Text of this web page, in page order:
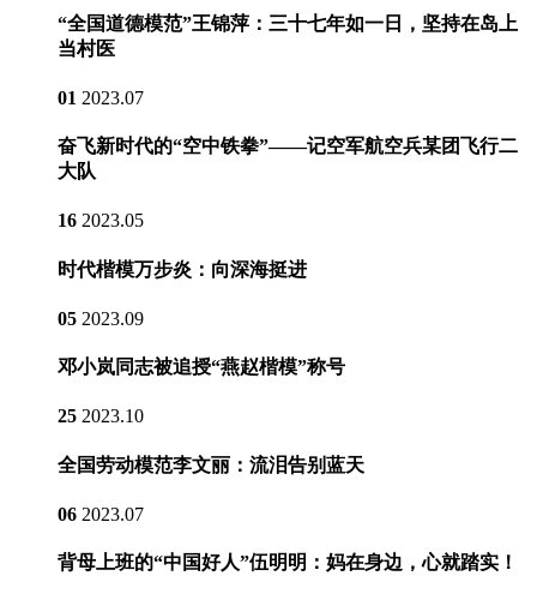
“全国道德模范”王锦萍：三十七年如一日，坚持在岛上
当村医
01 2023.07
奋飞新时代的“空中铁拳”——记空军航空兵某团飞行二
大队
16 2023.05
时代楷模万步炎：向深海挺进
05 2023.09
邓小岚同志被追授“燕赵楷模”称号
25 2023.10
全国劳动模范李文丽：流泪告别蓝天
06 2023.07
背母上班的“中国好人”伍明明：妈在身边，心就踏实！